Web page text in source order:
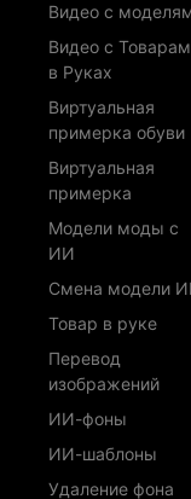
Видео с
Видео с
в Руках
Виртуальная
примерка обуви
Виртуальная
примерка
Модели моды с
ИИ
Смена модели
Товар в руке
Перевод
изображений
ИИ-фоны
ИИ-шаблоны
Удаление фона